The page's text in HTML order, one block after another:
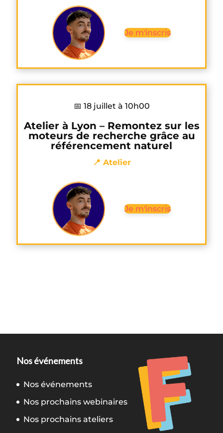
Je m'inscris
📅 18 juillet à 10h00
Atelier à Lyon – Remontez sur les
moteurs de recherche grâce au
référencement naturel
📍 Atelier
Je m'inscris
Nos événements
Nos événements
Nos prochains webinaires
Nos prochains ateliers